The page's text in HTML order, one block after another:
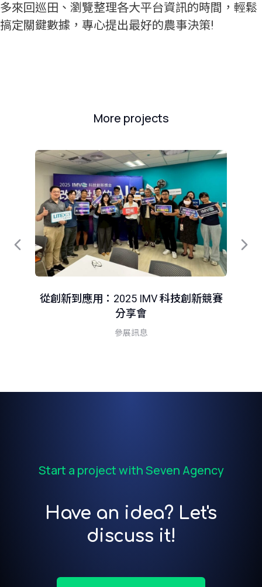
多來回巡田、瀏覽整理各大平台資訊的時間，輕鬆
搞定關鍵數據，專心提出最好的農事決策!
More projects
從創新到應用：2025 IMV 科技創新競賽
分享會
參展訊息
Start a project with Seven Agency
Have an idea? Let's
discuss it!